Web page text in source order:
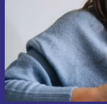
Informace o použití
Zásadách ochrany